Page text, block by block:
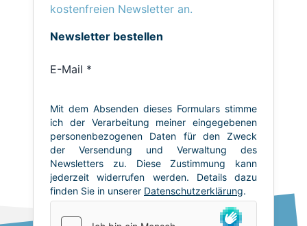
kostenfreien Newsletter an.